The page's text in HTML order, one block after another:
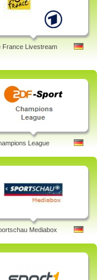
France Livestream
League
Mediabox